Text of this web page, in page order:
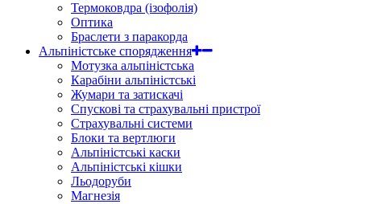
Термоковдра (ізофолія)
Оптика
Браслети з паракорда
Альпіністське спорядження
Мотузка альпіністська
Карабіни альпіністські
Жумари та затискачі
Спускові та страхувальні пристрої
Страхувальні системи
Блоки та вертлюги
Альпіністські каски
Альпіністські кішки
Льодоруби
Магнезія